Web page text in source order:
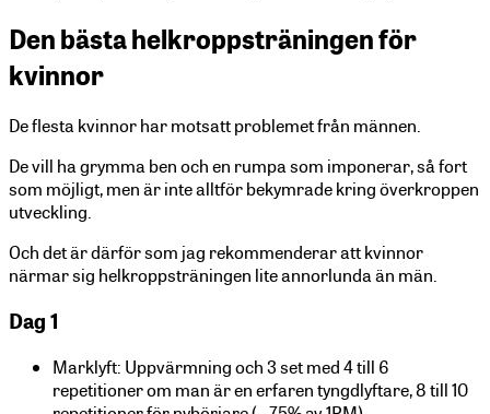
Den bästa helkroppsträningen för
kvinnor
De flesta kvinnor har motsatt problemet från männen.
De vill ha grymma ben och en rumpa som imponerar, så fort
som möjligt, men är inte alltför bekymrade kring överkroppen
utveckling.
Och det är därför som jag rekommenderar att kvinnor
närmar sig helkroppsträningen lite annorlunda än män.
Dag 1
Marklyft: Uppvärmning och 3 set med 4 till 6
repetitioner om man är en erfaren tyngdlyftare, 8 till 10